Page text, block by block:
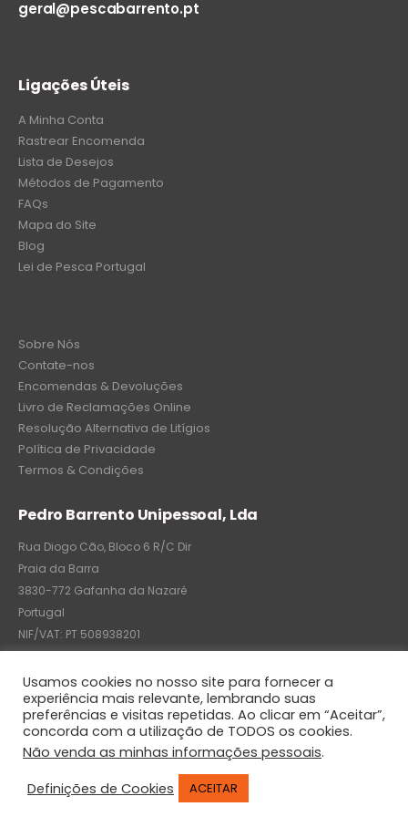
geral@pescabarrento.pt
Ligações Úteis
A Minha Conta
Rastrear Encomenda
Lista de Desejos
Métodos de Pagamento
FAQs
Mapa do Site
Blog
Lei de Pesca Portugal
Sobre Nós
Contate-nos
Encomendas & Devoluções
Livro de Reclamações Online
Resolução Alternativa de Litígios
Política de Privacidade
Termos & Condições
Pedro Barrento Unipessoal, Lda
Rua Diogo Cão, Bloco 6 R/C Dir
Praia da Barra
3830-772 Gafanha da Nazaré
Portugal
NIF/VAT: PT 508938201
C.R.C.: 7004-8522-6075
© Pedro Barrento Unipessoal, Lda. 2020. All Rights Reserved
Usamos cookies no nosso site para fornecer a
experiência mais relevante, lembrando suas
preferências e visitas repetidas. Ao clicar em “Aceitar”,
concorda com a utilização de TODOS os cookies.
Não venda as minhas informações pessoais.
Definições de Cookies
ACEITAR